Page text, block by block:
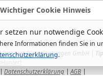
Wichtiger Cookie Hinweis
setzen nur notwendige
Informationen finden Sie in
.
Internet Dienstleistungen GmbH |
Datenschutzerklärung AGB